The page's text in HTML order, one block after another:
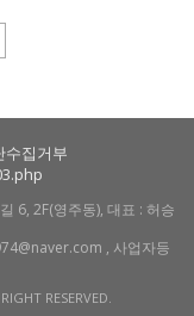
수집거부
6, 2F(영주동), 대표 : 허승
, 사업자등
RESERVED.